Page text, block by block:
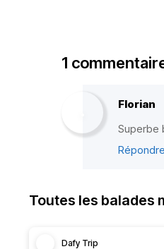
1
Florian
Superbe
Répondre
Toutes les balades
Dafy Trip